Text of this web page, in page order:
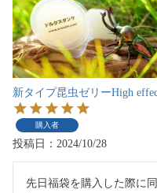
新タイプ昆虫ゼリーHigh
購入者
投稿日 2024/10/28
先日福袋を購入した際に